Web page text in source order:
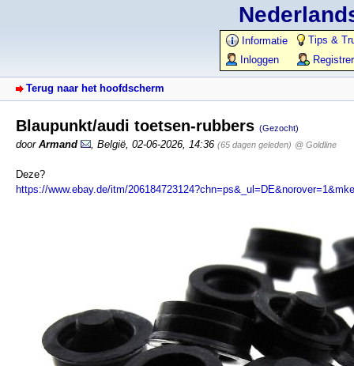
Informatie
Tips &
Inloggen
Terug naar het hoofdscherm
Blaupunkt/audi toetsen-rubbers (Gezocht)
door Armand België 02-06-2026, 14:36 (65 dagen geleden) @ Goldline
Deze?
https://www.ebay.de/itm/